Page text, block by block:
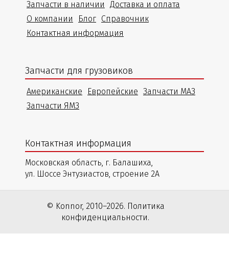
Запчасти в наличии
Доставка и оплата
О компании
Блог Справочник
Контактная информация
Запчасти для грузовиков
Американские Европейские Запчасти МАЗ
Запчасти ЯМЗ
Контактная информация
Московская область, г. Балашиха,
ул. Шоссе Энтузиастов, строение 2А
© Konnor, 2010–2026. Политика
конфиденциальности.